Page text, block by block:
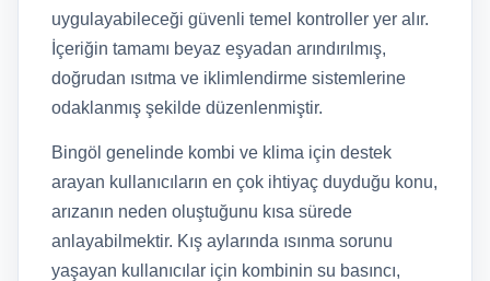
uygulayabileceği güvenli temel kontroller yer alır.
İçeriğin tamamı beyaz eşyadan arındırılmış,
doğrudan ısıtma ve iklimlendirme sistemlerine
odaklanmış şekilde düzenlenmiştir.
Bingöl genelinde kombi ve klima için destek
arayan kullanıcıların en çok ihtiyaç duyduğu konu,
arızanın neden oluştuğunu kısa sürede
anlayabilmektir. Kış aylarında ısınma sorunu
yaşayan kullanıcılar için kombinin su basıncı,